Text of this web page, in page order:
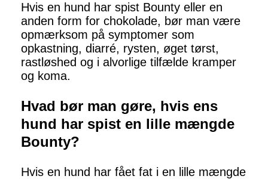
Hvis en hund har spist Bounty eller en
anden form for chokolade, bør man være
opmærksom på symptomer som
opkastning, diarré, rysten, øget tørst,
rastløshed og i alvorlige tilfælde kramper
og koma.
Hvad bør man gøre, hvis ens
hund har spist en lille mængde
Bounty?
Hvis en hund har fået fat i en lille mængde